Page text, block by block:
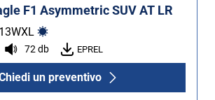
F1 Asymmetric SUV AT LR
WXL
72 db EPREL
un preventivo